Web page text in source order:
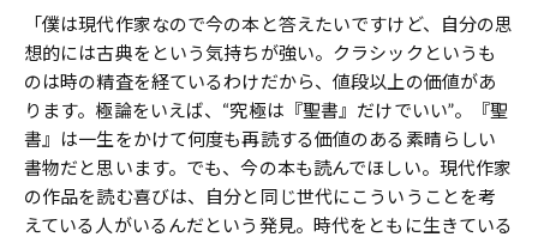
「僕は現代作家なので今の本と答えたいですけど、自分の思
想的には古典をという気持ちが強い。クラシックというも
のは時の精査を経ているわけだから、値段以上の価値があ
ります。極論をいえば、“究極は『聖書』だけでいい”。『聖
書』は一生をかけて何度も再読する価値のある素晴らしい
書物だと思います。でも、今の本も読んでほしい。現代作家
の作品を読む喜びは、自分と同じ世代にこういうことを考
えている人がいるんだという発見。時代をともに生きている